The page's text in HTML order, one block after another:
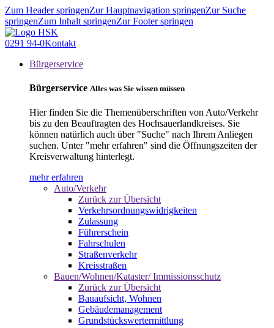
Zum Header springenZur Hauptnavigation springenZur Suche
springenZum Inhalt springenZur Footer springen
0291 94-0Kontakt
Bürgerservice
Bürgerservice Alles was Sie wissen müssen
Hier finden Sie die Themenüberschriften von Auto/Verkehr
bis zu den Beauftragten des Hochsauerlandkreises. Sie
können natürlich auch über "Suche" nach Ihrem Anliegen
suchen. Unter "mehr erfahren" sind die Öffnungszeiten der
Kreisverwaltung hinterlegt.
mehr erfahren
Auto/Verkehr
Zurück zur Übersicht
Verkehrsordnungswidrigkeiten
Zulassung
Führerschein
Fahrschulen
Straßenverkehr
Kreisstraßen
Bauen/Wohnen/Kataster/ Immissionsschutz
Zurück zur Übersicht
Bauaufsicht, Wohnen
Gebäudemanagement
Grundstückswertermittlung